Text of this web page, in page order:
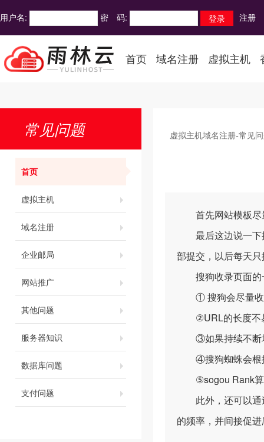
用户名: 密 码: 注册
首页 域名注册 虚拟主机
常见问题
首页
虚拟主机
域名注册
企业邮局
网站推广
其他问题
服务器知识
数据库问题
支付问题
虚拟主机域名注册-常见
首先网站模板尽
最后这边说一下
部提交，以后每天
搜狗收录页面的
① 搜狗会尽量收
②URL的长度不
③如果持续不断地
④搜狗蜘蛛会根据
⑤sogou Rank算
此外，还可以通
的频率，并间接促